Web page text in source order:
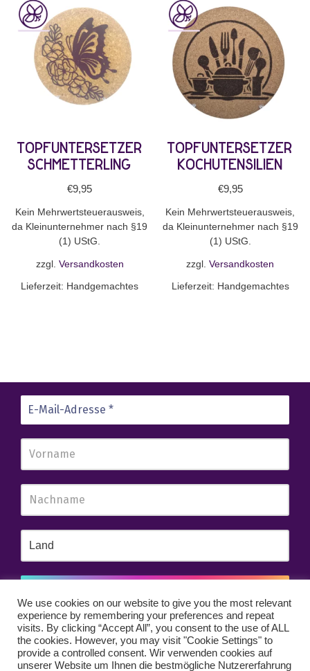
Topfuntersetzer
Schmetterling
€9,95
Kein Mehrwertsteuerausweis,
da Kleinunternehmer nach §19
(1) UStG.
zzgl. Versandkosten
Lieferzeit: Handgemachtes
Topfuntersetzer
Kochutensilien
€9,95
Kein Mehrwertsteuerausweis,
da Kleinunternehmer nach §19
(1) UStG.
zzgl.Versandkosten
Lieferzeit: Handgemachtes
Wir senden keinen Spam! Erfahre mehr in unserer
Datenschutzerklärung.
We use cookies on our website to give you the most relevant
experience by remembering your preferences and repeat
visits. By clicking “Accept All”, you consent to the use of ALL
the cookies. However, you may visit "Cookie Settings" to
provide a controlled consent. Wir verwenden cookies auf
unserer Website um Ihnen die bestmögliche Nutzererfahrung